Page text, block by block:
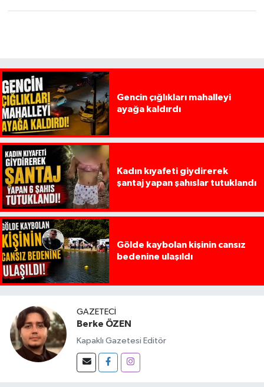
Gencin çığlıkları mahalleyi
ayağa kaldırdı
Kadın kıyafeti giydirerek
şantaj yapan şahıslar tutuklandı
Gölde kaybolan kişinin cansız
bedenine ulaşıldı
GAZETECI
Berke ÖZEN
Kapaklı Gazetesi Editör